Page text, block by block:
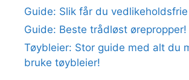
Guide: Slik får du
Guide: Beste trådløst ørepropper!
Tøybleier: Stor guide med alt du
bruke tøybleier!